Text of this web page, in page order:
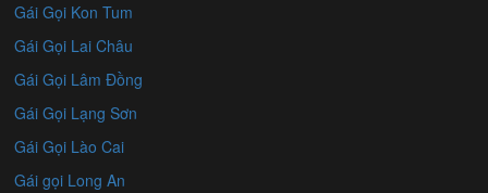
Gái Gọi Kon Tum
Gái Gọi Lai Châu
Gái Gọi Lâm Đồng
Gái Gọi Lạng Sơn
Gái Gọi Lào Cai
Gái gọi Long An